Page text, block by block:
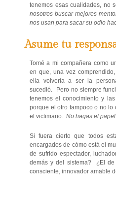
tenemos esas cualidades, no
nosotros buscar mejores
nos usan para sacar su odio
Asume tu
Tomé a mi compañera como
en que, una vez
ella volvería a ser la
sucedió. Pero no siempre
tenemos el conocimiento y
porque el otro tampoco o no lo
el victimario. No hagas el
Si fuera cierto que todos
encargados de cómo está el
de sufrido espectador,
demás y del sistema? ¿El de
consciente, innovador amable